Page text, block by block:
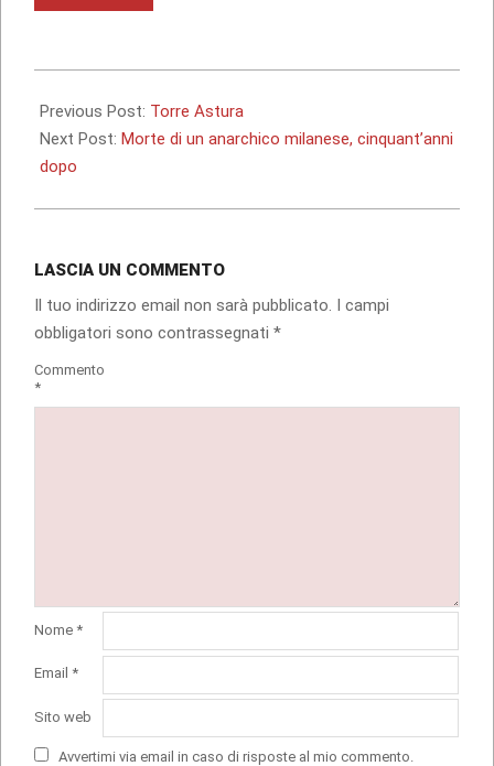
07-
09
Previous Post: Torre Astura
Next Post: Morte di un anarchico milanese, cinquant’anni
dopo
LASCIA UN COMMENTO
Il tuo indirizzo email non sarà pubblicato. I campi
obbligatori sono contrassegnati *
Commento
*
Nome *
Email *
Sito web
Avvertimi via email in caso di risposte al mio commento.